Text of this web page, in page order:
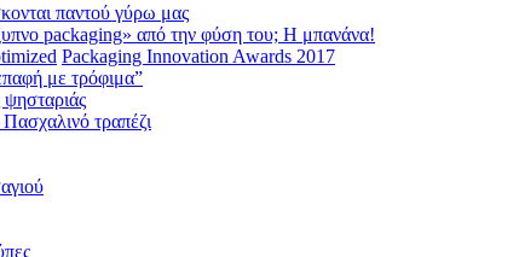
παντού γύρω μας
packaging» από την φύση του; Η μπανάνα!
Packaging Innovation Awards 2017
με τρόφιμα”
ψησταριάς
τραπέζι